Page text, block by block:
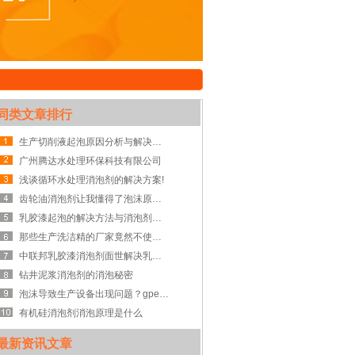
类文章排行
生产切削液起泡原因分析与解决方案
广州腾达水处理环保科技有限公司
浅谈循环水处理消泡剂的解决方案!
齿轮油消泡剂让我懂得了泡沫原来这么不堪一击
乳胶漆起泡的解决方法与消泡剂的选择
那些生产洗洁精的厂家竟然不使用洗洁精消泡剂？那是因为你还没意识到洗洁精起泡的危害到底有多大！
中联邦乳胶漆消泡剂面世解决乳胶漆泡沫之忧
钻井泥浆消泡剂的消泡秘密
泡沫导致生产设备出现问题？gpe消泡剂可以为你解答！
有机硅消泡剂消泡原理是什么
新资讯文章